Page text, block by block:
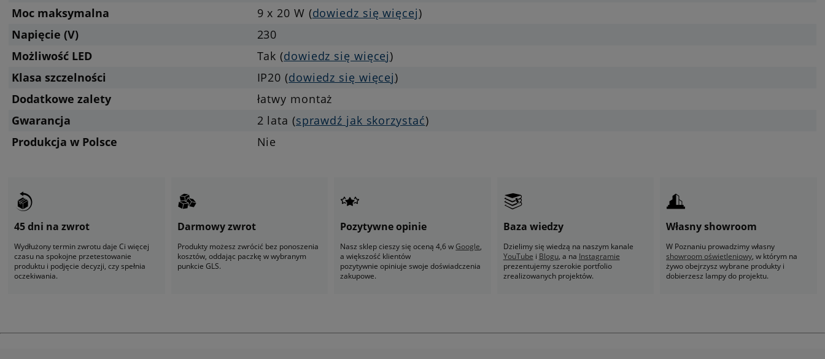
Moc maksymalna
9 x 20 W (dowiedz się więcej)
Napięcie (V)
230
Możliwość LED
Tak (dowiedz się więcej)
Klasa szczelności
IP20 (dowiedz się więcej)
Dodatkowe zalety
łatwy montaż
Gwarancja
2 lata (sprawdź jak skorzystać)
Produkcja w Polsce
Nie
45 dni na zwrot
Wydłużony termin zwrotu daje Ci więcej
czasu na spokojne przetestowanie
produktu i podjęcie decyzji, czy spełnia
oczekiwania.
Darmowy zwrot
Produkty możesz zwrócić bez ponoszenia
kosztów, oddając paczkę w wybranym
punkcie GLS.
Pozytywne opinie
Nasz sklep cieszy się oceną 4,6 wGoogle,
a większość klientów
pozytywnie opiniuje swoje doświadczenia
zakupowe.
Baza wiedzy
Dzielimy się wiedzą na naszym kanale
YouTube i Blogu, a na Instagramie
prezentujemy szerokie portfolio
zrealizowanych projektów.
Własny showroom
W Poznaniu prowadzimy własny
showroom oświetleniowy, w którym na
żywo obejrzysz wybrane produkty i
dobierzesz lampy do projektu.